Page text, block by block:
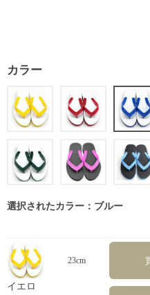
カラー
選択されたカラー：ブルー
イエロ
23cm